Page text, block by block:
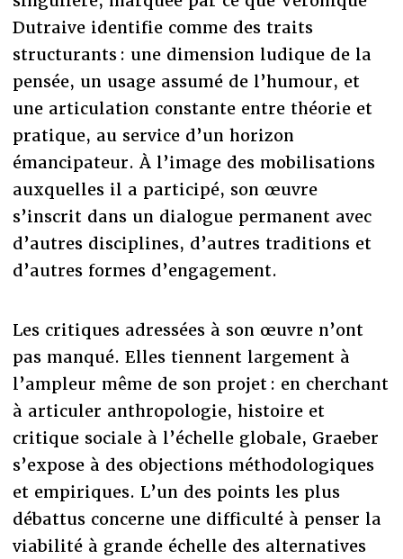
Dutraive identifie comme des traits
structurants : une dimension ludique de la
pensée, un usage assumé de l’humour, et
une articulation constante entre théorie et
pratique, au service d’un horizon
émancipateur. À l’image des mobilisations
auxquelles il a participé, son œuvre
s’inscrit dans un dialogue permanent avec
d’autres disciplines, d’autres traditions et
d’autres formes d’engagement.
Les critiques adressées à son œuvre n’ont
pas manqué. Elles tiennent largement à
l’ampleur même de son projet : en cherchant
à articuler anthropologie, histoire et
critique sociale à l’échelle globale, Graeber
s’expose à des objections méthodologiques
et empiriques. L’un des points les plus
débattus concerne une difficulté à penser la
viabilité à grande échelle des alternatives